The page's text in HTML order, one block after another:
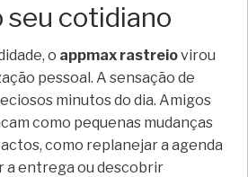
seu cotidiano
o appmax rastreiovirou
pessoal. A sensação de
minutos do dia. Amigos
como pequenas mudanças
como replanejar a agenda
a entrega ou descobrir